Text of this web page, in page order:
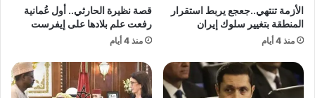
ب
ا
ن
ا
ا
م
ص
ر
ي
ت
س
الأزمة تنتهي..جعجع يربط استقرار
المنطقة بتغيير سلوك إيران
منذ 4 أيام
قصة نظيرة الحارثي.. أول عُمانية
رفعت علم بلادها على إيفرست
منذ 4 أيام